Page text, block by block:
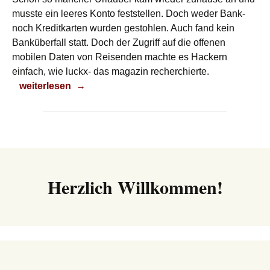
musste ein leeres Konto feststellen. Doch weder Bank-
noch Kreditkarten wurden gestohlen. Auch fand kein
Banküberfall statt. Doch der Zugriff auf die offenen
mobilen Daten von Reisenden machte es Hackern
einfach, wie luckx- das magazin recherchierte.
Urlaubshacker
weiterlesen →
Herzlich Willkommen!